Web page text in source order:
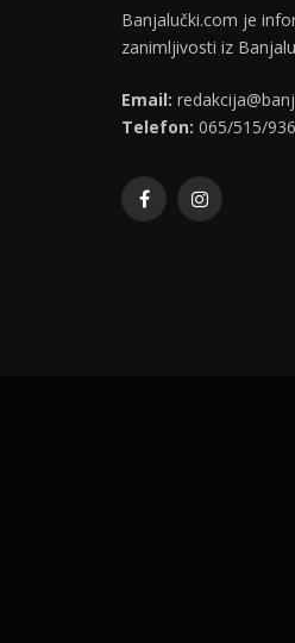
Banjalučki.com je
zanimljivosti iz
Email:
Telefon: 065/515/936
FacebookInstagram